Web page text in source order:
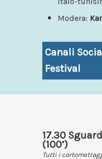
Modera:
Canali
Festival
17.30
(100’)
Tutti i